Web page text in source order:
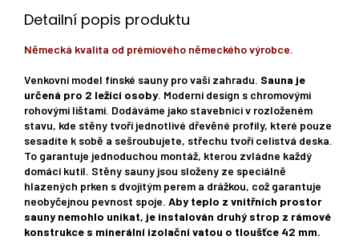
Detailní popis produktu
Německá kvalita od prémiového německého výrobce.
Venkovní model finské sauny pro vaši zahradu. Sauna je
určená pro 2 ležící osoby. Moderní design s chromovými
rohovými lištami. Dodáváme jako stavebnici v rozloženém
stavu, kde stěny tvoří jednotlivé dřevěné profily, které pouze
sesadíte k sobě a sešroubujete, střechu tvoří celistvá deska.
To garantuje jednoduchou montáž, kterou zvládne každý
domácí kutil. Stěny sauny jsou složeny ze speciálně
hlazených prken s dvojitým perem a drážkou, což garantuje
neobyčejnou pevnost spoje. Aby teplo z vnitřních prostor
sauny nemohlo unikat, je instalován druhý strop z rámové
konstrukce s minerální izolační vatou o tloušťce 42 mm.